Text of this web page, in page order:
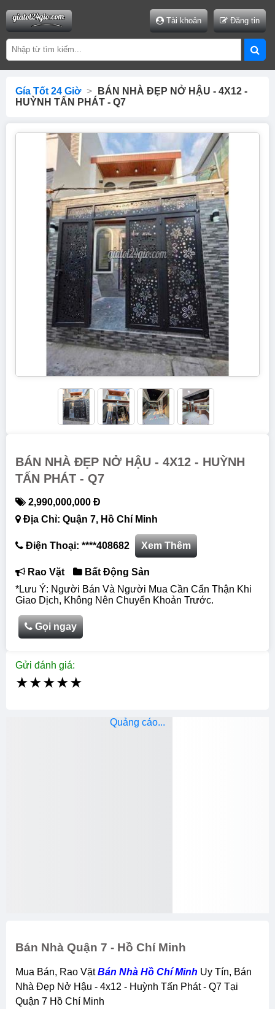
Tài khoản Đăng tin
Gía Tốt 24 Giờ >
BÁN NHÀ ĐẸP NỞ HẬU - 4X12 -
HUỲNH TẤN PHÁT - Q7
BÁN NHÀ ĐẸP NỞ HẬU - 4X12 - HUỲNH
TẤN PHÁT - Q7
2,990,000,000 Đ
Địa Chỉ: Quận 7, Hồ Chí Minh
Điện Thoại: ****408682 Xem Thêm
Rao Vặt
Bất Động Sản
*Lưu Ý: Người Bán Và Người Mua Cần Cẩn Thận Khi
Giao Dịch, Không Nên Chuyển Khoản Trước.
Gọi ngay
Gửi đánh giá:
★★★★★
Bán Nhà Quận 7 - Hồ Chí Minh
Mua Bán, Rao VặtBán Nhà Hồ Chí Minh Uy Tín, Bán
Nhà Đẹp Nở Hậu - 4x12 - Huỳnh Tấn Phát - Q7 Tại
Quận 7 Hồ Chí Minh